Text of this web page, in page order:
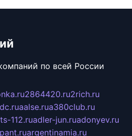
по всей России
2864420.ru2rich.ru
aalse.rua380club.ru
112.ruadler-jun.ruadonyev.ru
argentinamia.ru